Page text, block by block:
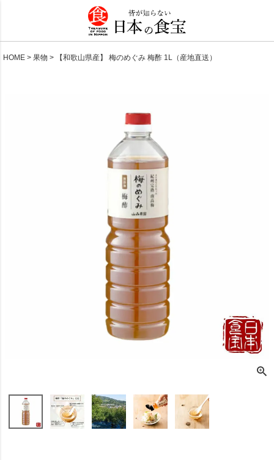
HOME 果物 【和歌山県産】 梅のめぐみ 梅酢 1L（産地直送）